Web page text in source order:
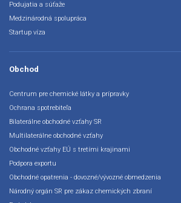
Podujatia a súťaže
Medzinárodná spolupráca
Startup víza
Obchod
Centrum pre chemické látky a prípravky
Ochrana spotrebiteľa
Bilaterálne obchodné vzťahy SR
Multilaterálne obchodné vzťahy
Obchodné vzťahy EÚ s tretími krajinami
Podpora exportu
Obchodné opatrenia - dovozné/vývozné obmedzenia
Národný orgán SR pre zákaz chemických zbraní